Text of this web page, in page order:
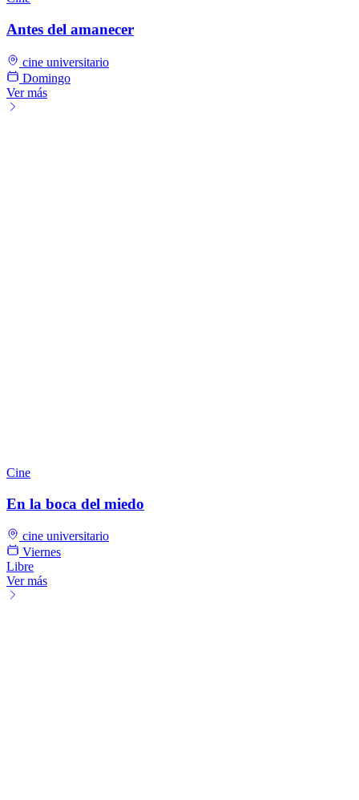
Antes del amanecer
cine universitario
Domingo
Ver más
Cine
En la boca del miedo
cine universitario
Viernes
Libre
Ver más